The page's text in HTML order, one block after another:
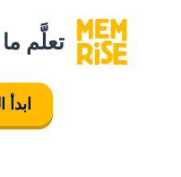
تعلَّم
ابدأ